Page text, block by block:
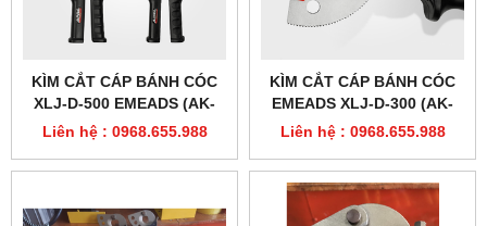
KÌM CẮT CÁP BÁNH CÓC
XLJ-D-500 EMEADS (AK-
8403)
Liên hệ : 0968.655.988
KÌM CẮT CÁP BÁNH CÓC
EMEADS XLJ-D-300 (AK-
8402)
Liên hệ : 0968.655.988